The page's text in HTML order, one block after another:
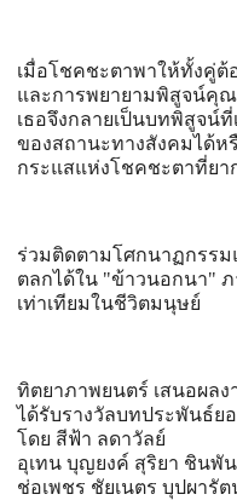
เมื่อโชคชะตาพาให้ทั้งคู่
และการพยายามพิสูจน์คุณ
เธอจึงกลายเป็นบทพิสูจน์
ของสถานะทางสังคมได้ห
กระแสแห่งโชคชะตาที่ยา
ร่วมติดตามโศกนาฏกรร
ตลกได้ใน "ข้าวนอกนา"
เท่าเทียมในชีวิตมนุษย์
ทิตยาภาพยนตร์ เสนอผลง
ได้รับรางวัลบทประพันธ์ยอ
โดย สีฟ้า ลดาวัลย์
อุเทน บุญยงค์ สุริยา ชินพั
ช่อเพชร ชัยเนตร บุปผา